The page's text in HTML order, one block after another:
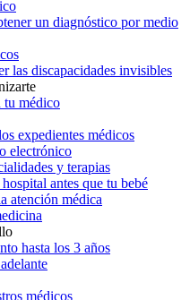
un diagnóstico por medio
las discapacidades invisibles
tu médico
expedientes médicos
electrónico
y terapias
antes que tu bebé
atención médica
hasta los 3 años
médicos